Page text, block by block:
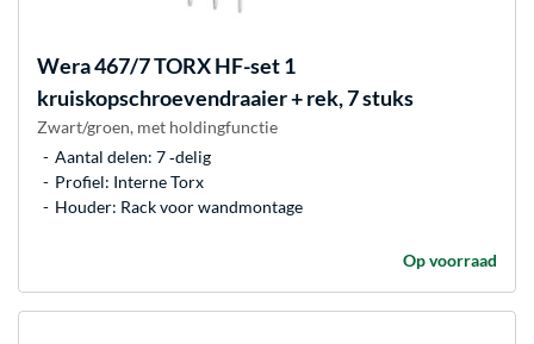
Wera467/7 TORX HF-set 1
kruiskopschroevendraaier + rek, 7 stuks
Zwart/groen, met holdingfunctie
Aantal delen: 7 ‐delig
Profiel: Interne Torx
Houder: Rack voor wandmontage
Op voorraad